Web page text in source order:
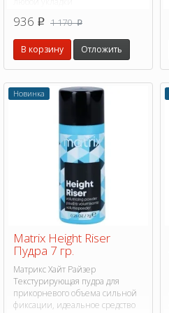
936 p 1 170 p
В корзину Отложить
Новинка
Matrix Height Riser
Пудра 7 гр.
Матрикс Хайт Райзер
Текстурирующая пудра для
прикорневого объема сильной
фиксации, идеальное средство